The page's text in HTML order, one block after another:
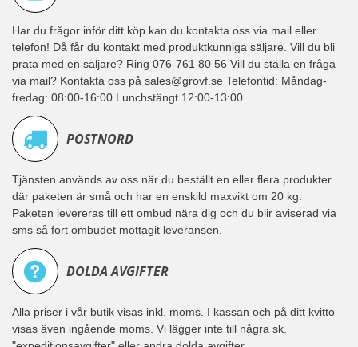
Har du frågor inför ditt köp kan du kontakta oss via mail eller
telefon! Då får du kontakt med produktkunniga säljare. Vill du bli
prata med en säljare? Ring 076-761 80 56 Vill du ställa en fråga
via mail? Kontakta oss på sales@grovf.se Telefontid: Måndag-
fredag: 08:00-16:00 Lunchstängt 12:00-13:00
POSTNORD
Tjänsten används av oss när du beställt en eller flera produkter
där paketen är små och har en enskild maxvikt om 20 kg.
Paketen levereras till ett ombud nära dig och du blir aviserad via
sms så fort ombudet mottagit leveransen.
DOLDA AVGIFTER
Alla priser i vår butik visas inkl. moms. I kassan och på ditt kvitto
visas även ingående moms. Vi lägger inte till några sk.